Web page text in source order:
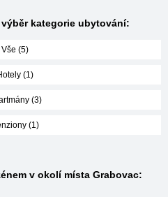
kategorie ubytování:
Vše (5)
(1)
(3)
(1)
v okolí místa Grabovac: